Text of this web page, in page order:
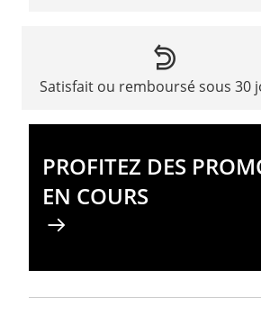
Satisfait ou remboursé sous 30
PROFITEZ DES
EN COURS